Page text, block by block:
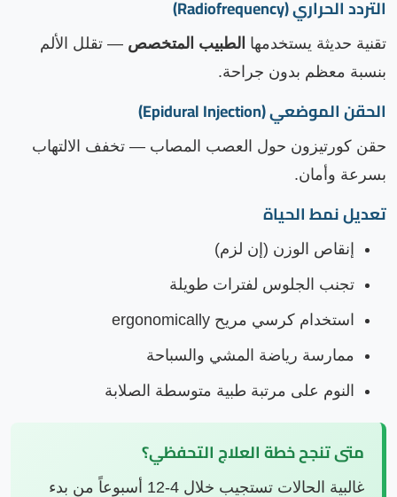
التردد الحراري (Radiofrequency)
تقنية حديثة يستخدمها الطبيب المتخصص — تقلل الألم
بنسبة معظم بدون جراحة.
الحقن الموضعي (Epidural Injection)
حقن كورتيزون حول العصب المصاب — تخفف الالتهاب
بسرعة وأمان.
تعديل نمط الحياة
إنقاص الوزن (إن لزم)
تجنب الجلوس لفترات طويلة
استخدام كرسي مريح ergonomically
ممارسة رياضة المشي والسباحة
النوم على مرتبة طبية متوسطة الصلابة
متى تنجح خطة العلاج التحفظي؟
غالبية الحالات تستجيب خلال 4-12 أسبوعاً من بدء